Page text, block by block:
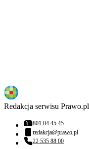
Redakcja serwisu Prawo.pl
Numer telefonu:
801 04 45 45
Adres email:
redakcja@prawo.pl
Numer telefonu:
22 535 88 00